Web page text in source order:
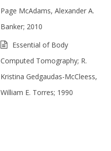
Page McAdams, Alexander A.
Banker; 2010
Essential of Body
Computed Tomography; R.
Kristina Gedgaudas-McCleess,
William E. Torres; 1990